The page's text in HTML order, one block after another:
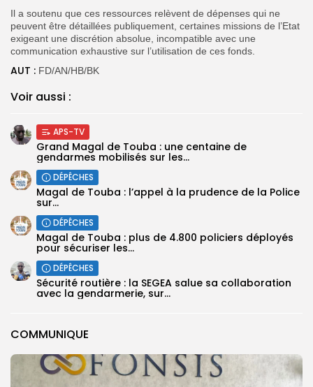
COMMUNIQUE
Il a soutenu que ces ressources relèvent de dépenses qui ne
peuvent être détaillées publiquement, certaines missions de l’Etat
exigeant une discrétion absolue, incompatible avec une
communication exhaustive sur l’utilisation de ces fonds.
AUT : FD/AN/HB/BK
Voir aussi :
APS-TV
Grand Magal de Touba : une centaine de
gendarmes mobilisés sur les...
DÉPÊCHES
Magal de Touba : l’appel à la prudence de la Police
sur...
DÉPÊCHES
Magal de Touba : plus de 4.800 policiers déployés
pour sécuriser les...
DÉPÊCHES
Sécurité routière : la SEGEA salue sa collaboration
avec la gendarmerie, sur...